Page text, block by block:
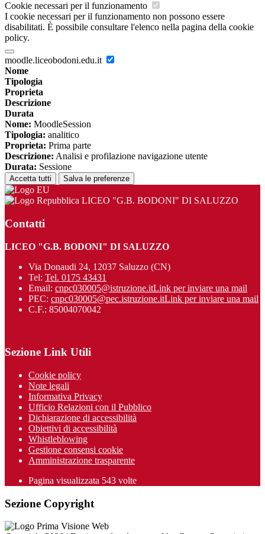
Cookie necessari per il funzionamento
I cookie necessari per il funzionamento non possono essere
disabilitati. È possibile consultare l'elenco nella pagina della cookie
policy.
moodle.liceobodoni.edu.it
Nome
Tipologia
Proprieta
Descrizione
Durata
Nome: MoodleSession
Tipologia: analitico
Proprieta: Prima parte
Descrizione: Analisi e profilazione navigazione utente
Durata: Sessione
Accetta tutti Salva le preferenze
LICEO "G.B. BODONI" DI SALUZZO
Contatti
LICEO "G.B. BODONI" DI SALUZZO
Via Donaudi 24, 12037 Saluzzo (CN)
Tel: Tel. 0175 43431
Email: cnpc030005@istruzione.itLink per inviare una mail
PEC: cnpc030005@pec.istruzione.itLink per inviare una mail
C.F.: 85004070042
Sezione Link Utili
Cookie policy
Note legali
Informativa Privacy
Ufficio Relazioni con il Pubblico
Dichiarazione di accessibilità
Obiettivi di accessibilità
Whistleblowing
Gestione consensi cookie
Amministrazione trasparente
Pagina visualizzata 543 volte
Sezione Copyright